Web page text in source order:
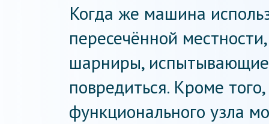
Когда же машина
пересечённой
шарниры, испытывающие
повредиться. Кроме
функционального узла